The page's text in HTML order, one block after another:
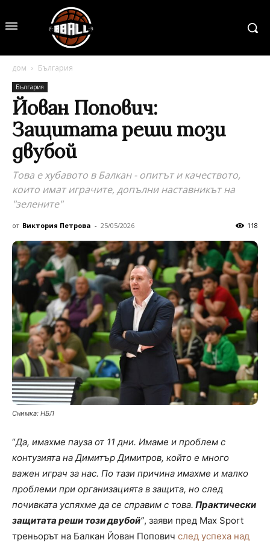
дом България
България
Йован Попович:
Защитата реши този
двубой
Това е хубавото в Балкан - опитът и качеството,
които имат играчите, допълни наставникът на
"зелените"
от Виктория Петрова - 25/05/2026 118
Снимка: НБЛ
“Да, имахме пауза от 11 дни. Имаме и проблем с
контузията на Димитър Димитров, който е много
важен играч за нас. По тази причина имахме и малко
проблеми при организацията в защита, но след
почивката успяхме да се справим с това. Практически
защитата реши този двубой”, заяви пред Max Sport
треньорът на Балкан Йован Попович след успеха над